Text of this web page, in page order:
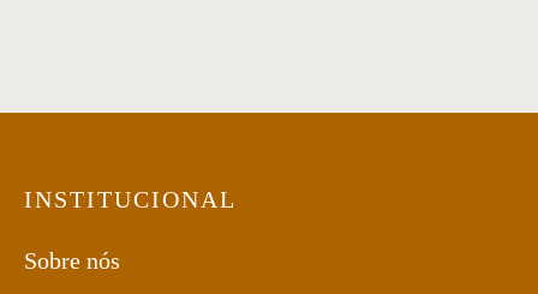
INSTITUCIONAL
Sobre nós